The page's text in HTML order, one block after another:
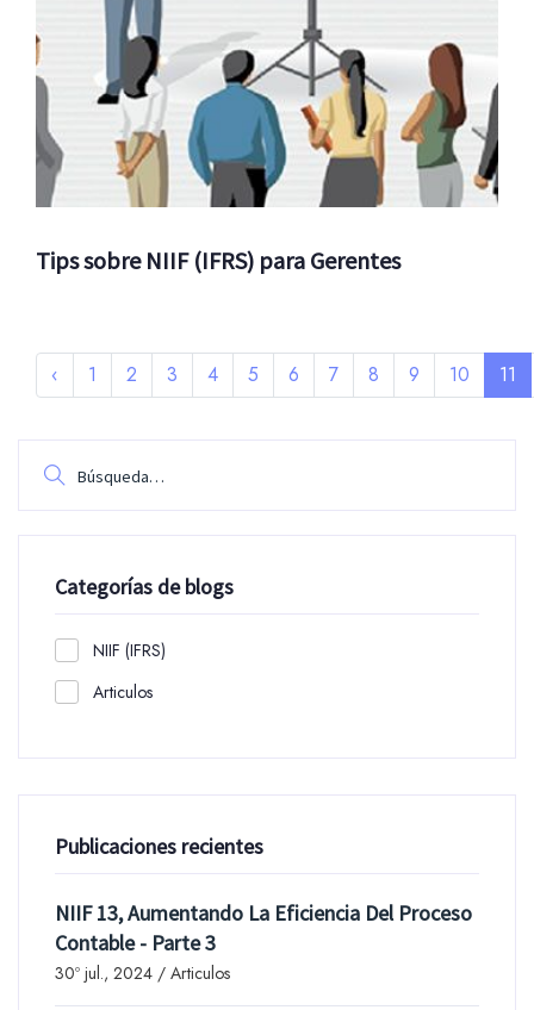
Tips sobre NIIF (IFRS) para Gerentes
‹ 1 2 3 4 5 6 7 8 9 10 11
Categorías de blogs
NIIF (IFRS)
Articulos
Publicaciones recientes
NIIF 13, Aumentando La Eficiencia Del Proceso
Contable - Parte 3
30º jul., 2024 / Articulos